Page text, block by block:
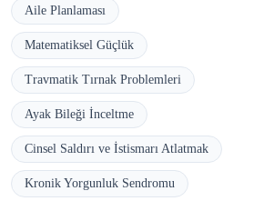
Aile Planlaması
Matematiksel Güçlük
Travmatik Tırnak Problemleri
Ayak Bileği İnceltme
Cinsel Saldırı ve İstismarı Atlatmak
Kronik Yorgunluk Sendromu